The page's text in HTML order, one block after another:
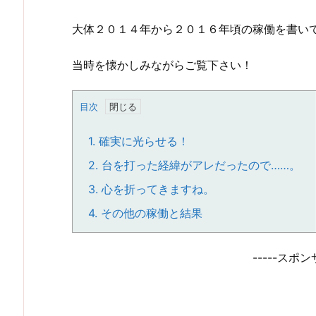
大体２０１４年から２０１６年頃の稼働を書い
当時を懐かしみながらご覧下さい！
目次
1. 確実に光らせる！
2. 台を打った経緯がアレだったので……。
3. 心を折ってきますね。
4. その他の稼働と結果
-----スポン